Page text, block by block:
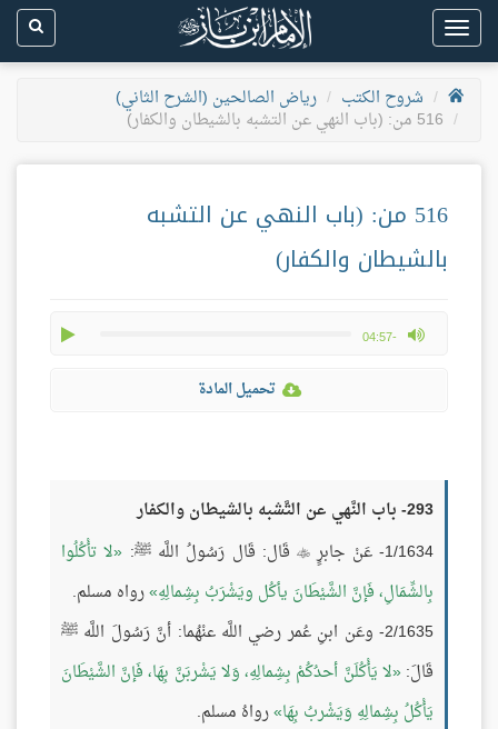
Toggle
navigation
شروح الكتب
رياض الصالحين (الشرح الثاني)
516 من: (باب النهي عن التشبه بالشيطان والكفار)
516 من: (باب النهي عن التشبه
بالشيطان والكفار)
-04:57
max volume
تحميل المادة
293- باب النَّهي عن التَّشبه بالشيطان والكفار
1/1634- عَنْ جابرٍ
قَال: قَال رَسُولُ اللَّه ﷺ: لا تأْكُلُوا
بِالشِّمَالِ، فَإنَّ الشَّيْطَانَ يأكُل ويَشْرَبُ بِشِمالِهِ رواه مسلم.
2/1635- وعَن ابنِ عُمر رضي اللَّه عنْهُما: أنَّ رَسُولَ اللَّه ﷺ
قَالَ: لا يَأْكُلَنَّ أحدُكُمْ بِشِمالِهِ، وَلا يَشْربَنَّ بِهَا، فَإنَّ الشَّيْطَانَ
يَأْكُلُ بِشِمالِهِ وَيَشْربُ بِهَا رواهُ مسلم.